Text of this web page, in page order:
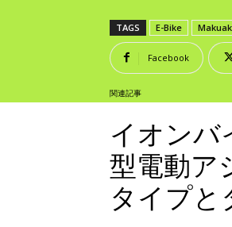
TAGS E-Bike
Facebook
関連記事
イオンバ
型電動ア
タイプと